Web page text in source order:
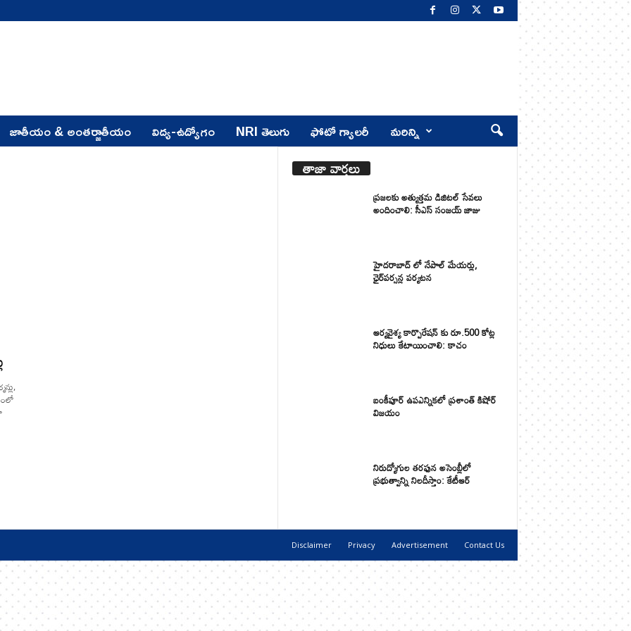
జాతీయం & అంతర్జాతీయం విద్య-ఉద్యోగం NRI తెలుగు ఫోటో గ్యాలరీ మరిన్ని
తాజా వార్తలు
ప్రజలకు అత్యుత్తమ డిజిటల్ సేవలు
అందించాలి: సీఎస్ సంజయ్ జాజు
హైదరాబాద్ లో నేపాల్ మేయర్లు,
ఛైర్‌పర్సన్ల పర్యటన
ఆర్యవైశ్య కార్పొరేషన్ కు రూ.500 కోట్ల
నిధులు కేటాయించాలి: కాచం
బంకీపూర్ ఉపఎన్నికలో ప్రశాంత్ కిషోర్
విజయం
నిరుద్యోగుల తరఫున అసెంబ్లీలో
ప్రభుత్వాన్ని నిలదీస్తాం: కేటీఆర్
Disclaimer Privacy Advertisement Contact Us